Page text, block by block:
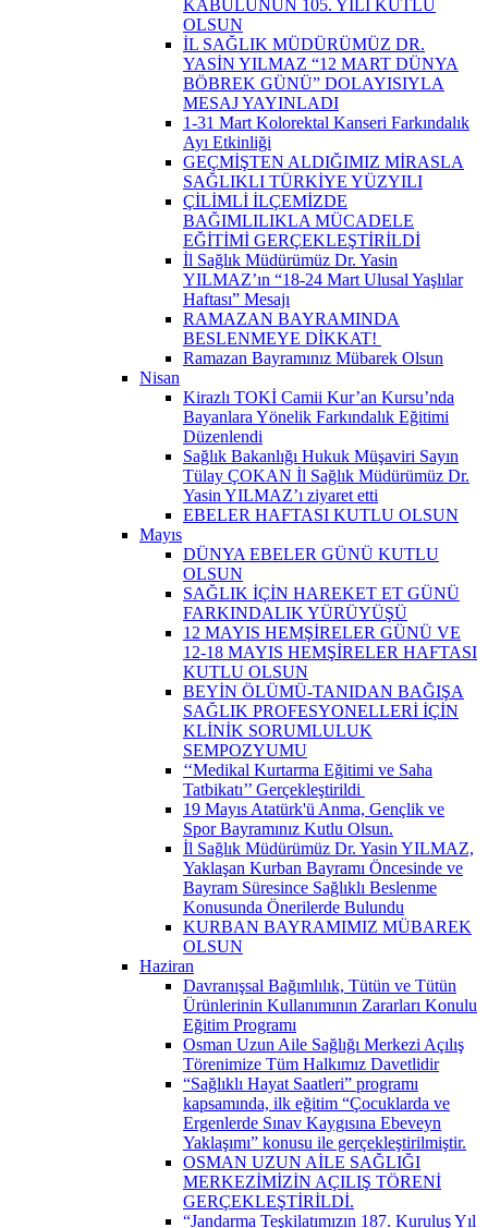
KABULÜNÜN 105. YILI KUTLU
OLSUN
İL SAĞLIK MÜDÜRÜMÜZ DR.
YASİN YILMAZ “12 MART DÜNYA
BÖBREK GÜNÜ” DOLAYISIYLA
MESAJ YAYINLADI
1-31 Mart Kolorektal Kanseri Farkındalık
Ayı Etkinliği
GEÇMİŞTEN ALDIĞIMIZ MİRASLA
SAĞLIKLI TÜRKİYE YÜZYILI
ÇİLİMLİ İLÇEMİZDE
BAĞIMLILIKLA MÜCADELE
EĞİTİMİ GERÇEKLEŞTİRİLDİ
İl Sağlık Müdürümüz Dr. Yasin
YILMAZ’ın “18-24 Mart Ulusal Yaşlılar
Haftası” Mesajı
RAMAZAN BAYRAMINDA
BESLENMEYE DİKKAT! ​
Ramazan Bayramınız Mübarek Olsun
Nisan
Kirazlı TOKİ Camii Kur’an Kursu’nda
Bayanlara Yönelik Farkındalık Eğitimi
Düzenlendi
Sağlık Bakanlığı Hukuk Müşaviri Sayın
Tülay ÇOKAN İl Sağlık Müdürümüz Dr.
Yasin YILMAZ’ı ziyaret etti
EBELER HAFTASI KUTLU OLSUN
Mayıs
DÜNYA EBELER GÜNÜ KUTLU
OLSUN
SAĞLIK İÇİN HAREKET ET GÜNÜ
FARKINDALIK YÜRÜYÜŞÜ
12 MAYIS HEMŞİRELER GÜNÜ VE
12-18 MAYIS HEMŞİRELER HAFTASI
KUTLU OLSUN
BEYİN ÖLÜMÜ-TANIDAN BAĞIŞA
SAĞLIK PROFESYONELLERİ İÇİN
KLİNİK SORUMLULUK
SEMPOZYUMU
‘‘Medikal Kurtarma Eğitimi ve Saha
Tatbikatı’’ Gerçekleştirildi ​
19 Mayıs Atatürk'ü Anma, Gençlik ve
Spor Bayramınız Kutlu Olsun.
İl Sağlık Müdürümüz Dr. Yasin YILMAZ,
Yaklaşan Kurban Bayramı Öncesinde ve
Bayram Süresince Sağlıklı Beslenme
Konusunda Önerilerde Bulundu
KURBAN BAYRAMIMIZ MÜBAREK
OLSUN
Haziran
Davranışsal Bağımlılık, Tütün ve Tütün
Ürünlerinin Kullanımının Zararları Konulu
Eğitim Programı
Osman Uzun Aile Sağlığı Merkezi Açılış
Törenimize Tüm Halkımız Davetlidir
“Sağlıklı Hayat Saatleri” programı
kapsamında, ilk eğitim “Çocuklarda ve
Ergenlerde Sınav Kaygısına Ebeveyn
Yaklaşımı” konusu ile gerçekleştirilmiştir.
OSMAN UZUN AİLE SAĞLIĞI
MERKEZİMİZİN AÇILIŞ TÖRENİ
GERÇEKLEŞTİRİLDİ.
“Jandarma Teşkilatımızın 187. Kuruluş Yıl